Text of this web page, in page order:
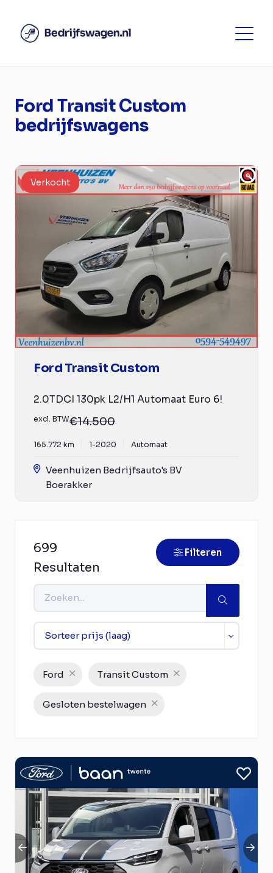
Ford Transit Custom
bedrijfswagens
Verkocht
Ford Transit Custom
2.0TDCI 130pk L2/H1 Automaat Euro 6!
excl. BTW€14.500
165.772 km 1-2020 Automaat
Veenhuizen Bedrijfsauto's BV
Boerakker
699
Resultaten
Filteren
Ford Transit Custom
Gesloten bestelwagen